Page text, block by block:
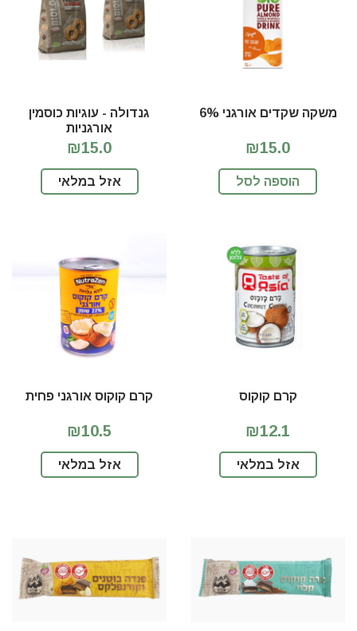
משקה שקדים אורגני 6%
₪15.0
הוספה לסל
גנדולה - עוגיות כוסמין
אורגניות
₪15.0
אזל במלאי
קרם קוקוס
₪12.1
אזל במלאי
קרם קוקוס אורגני פחית
₪10.5
אזל במלאי